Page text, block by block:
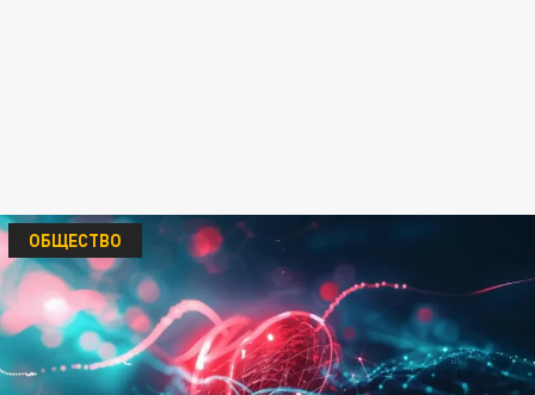
ОБЩЕСТВО